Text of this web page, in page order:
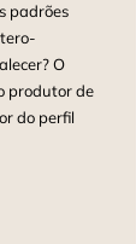
padrões
O
produtor de
do perfil